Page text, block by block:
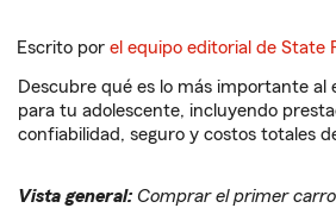
Escrito porel equipo editorial de State
Descubre qué es lo más importante al
para tu adolescente, incluyendo
confiabilidad, seguro y costos totales
Vista general: Comprar el primer